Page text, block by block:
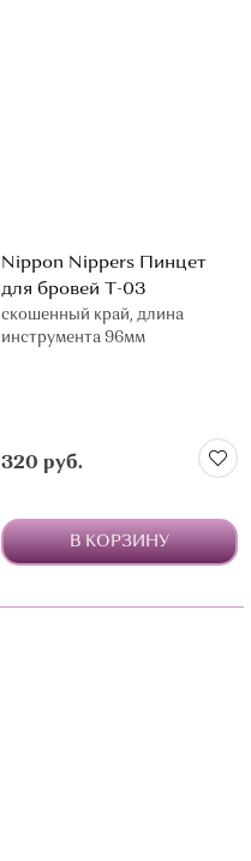
Nippon Nippers Пинцет
для бровей Т-03
скошенный край, длина
инструмента 96мм
320 руб.
В КОРЗИНУ